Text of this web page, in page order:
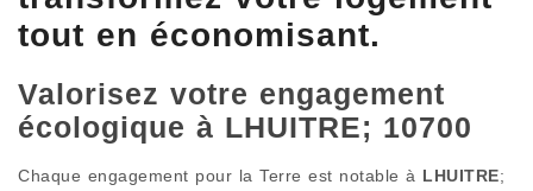
tout en économisant.
Valorisez votre engagement
écologique à LHUITRE; 10700
Chaque engagement pour la Terre est notable à LHUITRE;